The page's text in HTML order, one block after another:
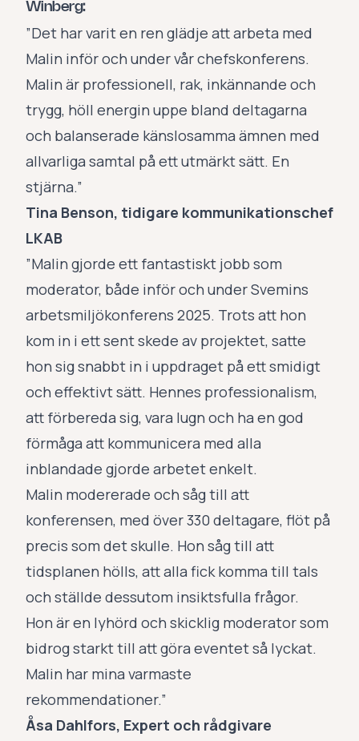
Winberg:
”Det har varit en ren glädje att arbeta med
Malin inför och under vår chefskonferens.
Malin är professionell, rak, inkännande och
trygg, höll energin uppe bland deltagarna
och balanserade känslosamma ämnen med
allvarliga samtal på ett utmärkt sätt. En
stjärna.”
Tina Benson, tidigare kommunikationschef
LKAB
”Malin gjorde ett fantastiskt jobb som
moderator, både inför och under Svemins
arbetsmiljökonferens 2025. Trots att hon
kom in i ett sent skede av projektet, satte
hon sig snabbt in i uppdraget på ett smidigt
och effektivt sätt. Hennes professionalism,
att förbereda sig, vara lugn och ha en god
förmåga att kommunicera med alla
inblandade gjorde arbetet enkelt.
Malin modererade och såg till att
konferensen, med över 330 deltagare, flöt på
precis som det skulle. Hon såg till att
tidsplanen hölls, att alla fick komma till tals
och ställde dessutom insiktsfulla frågor.
Hon är en lyhörd och skicklig moderator som
bidrog starkt till att göra eventet så lyckat.
Malin har mina varmaste
rekommendationer.”
Åsa Dahlfors, Expert och rådgivare